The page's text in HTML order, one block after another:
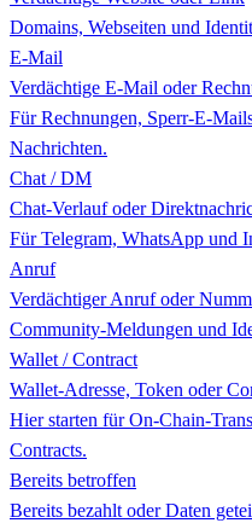
Domains, Webseiten und
E-Mail
Verdächtige E-Mail oder
Für Rechnungen, Sperr-E-
Nachrichten.
Chat / DM
Chat-Verlauf oder
Für Telegram, WhatsApp und
Anruf
Verdächtiger Anruf oder
Community-Meldungen und
Wallet / Contract
Wallet-Adresse, Token oder
Hier starten für On-Chain-
Contracts.
Bereits betroffen
Bereits bezahlt oder Daten